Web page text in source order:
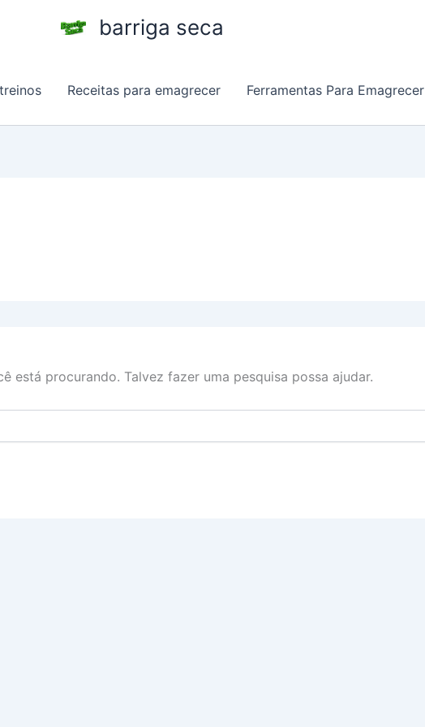
barriga seca
treinos Receitas para emagrecer Ferramentas Para Emagrecer
está procurando. Talvez fazer uma pesquisa possa ajudar.